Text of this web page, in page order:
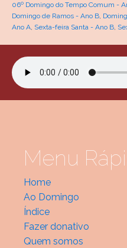
06º Domingo do Tempo Comum -
Domingo de Ramos - Ano B,
Ano A, Sexta-feira Santa - Ano B,
Menu
Home
Ao Domingo
Índice
Fazer donativo
Quem somos